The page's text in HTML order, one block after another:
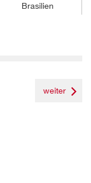
Brasilien
weiter